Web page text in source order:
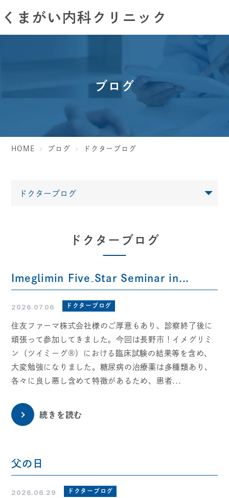
ブログ
HOME ブログ ドクターブログ
ドクターブログ
Imeglimin Five₋Star Seminar in...
2026.07.06 ドクターブログ
住友ファーマ株式会社様のご厚意もあり、診察終了後に
頑張って参加してきました。今回は長野市！イメグリミ
ン（ツイミーグ®）における臨床試験の結果等を含め、
大変勉強になりました。糖尿病の治療薬は多種類あり、
各々に良し悪し含めて特徴があるため、患者...
続きを読む
父の日
2026.06.29 ドクターブログ